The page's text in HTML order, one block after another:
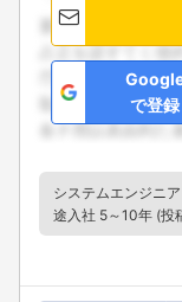
で登録
システムエンジニア
途入社 5～10年 (投